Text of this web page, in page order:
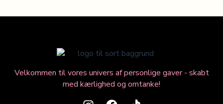
Velkommen til vores univers af personlige gaver - skabt
med kærlighed og omtanke!